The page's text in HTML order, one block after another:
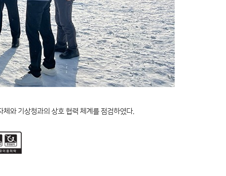
와 기상청과의 상호 협력 체계를 점검하였다.